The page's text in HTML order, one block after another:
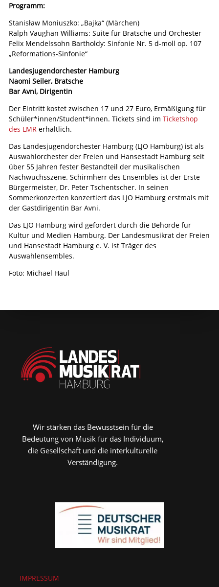
Programm:
Stanisław Moniuszko: „Bajka“ (Märchen)
Ralph Vaughan Williams: Suite für Bratsche und Orchester
Felix Mendelssohn Bartholdy: Sinfonie Nr. 5 d-moll op. 107
„Reformations-Sinfonie“
Landesjugendorchester Hamburg
Naomi Seiler, Bratsche
Bar Avni, Dirigentin
Der Eintritt kostet zwischen 17 und 27 Euro, Ermäßigung für
Schüler*innen/Student*innen. Tickets sind im Ticketshop
des LMR erhältlich.
Das Landesjugendorchester Hamburg (LJO Hamburg) ist als
Auswahlorchester der Freien und Hansestadt Hamburg seit
über 55 Jahren fester Bestandteil der musikalischen
Nachwuchsszene. Schirmherr des Ensembles ist der Erste
Bürgermeister, Dr. Peter Tschentscher. In seinen
Sommerkonzerten konzertiert das LJO Hamburg erstmals mit
der Gastdirigentin Bar Avni.
Das LJO Hamburg wird gefördert durch die Behörde für
Kultur und Medien Hamburg. Der Landesmusikrat der Freien
und Hansestadt Hamburg e. V. ist Träger des
Auswahlensembles.
Foto: Michael Haul
Wir stärken das Bewusstsein für die
Bedeutung von Musik für das Individuum,
die Gesellschaft und die interkulturelle
Verständigung.
IMPRESSUM